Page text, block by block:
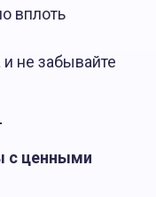
вплоть
не забывайте
с ценными